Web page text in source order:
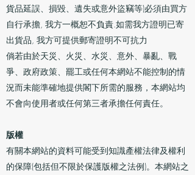
貨品延誤、損毀、遺失或意外盜竊等)必須由買方
自行承擔, 我方一概恕不負責.如需我方證明已寄
出貨品, 我方可提供郵寄證明不可抗力
倘若由於天災、火災、水災、意外、暴亂、戰
爭、政府政策、罷工或任何本網站不能控制的情
況而未能準確地提供閣下所需的服務，本網站均
不會向使用者或任何第三者承擔任何責任。
版權
有關本網站的資料可能受到知識產權法律及權利
的保障(包括但不限於保護版權之法例)。本網站之